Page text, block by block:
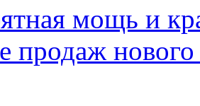
мощь и
продаж